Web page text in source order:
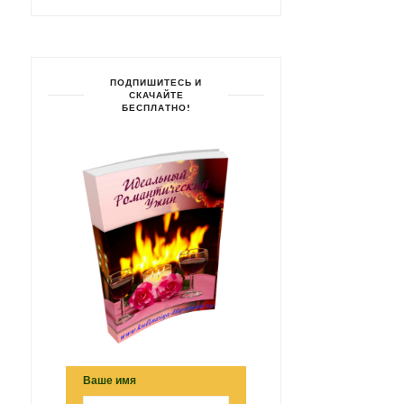
ПОДПИШИТЕСЬ И
СКАЧАЙТЕ
БЕСПЛАТНО!
Ваше имя